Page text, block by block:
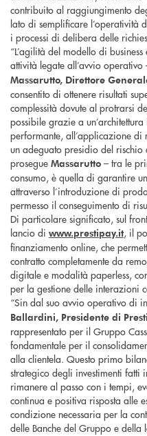
contribuito al raggiungimento
lato di semplificare l’operatività
i processi di delibera delle
“L’agilità del modello di
attività legate all’avvio operativo
Massarutto, Direttore
consentito di ottenere risultati
complessità dovute al protrarsi
possibile grazie a
performante, all’applicazione
un adeguato presidio del
prosegue Massarutto – tra le
consumo, è quella di garantire
attraverso l’introduzione di
permesso il conseguimento di
Di particolare significato, sul
lancio di www.prestipay.it, il
finanziamento online, che
contratto completamente da
digitale e modalità paperless,
per la gestione delle interazioni
“Sin dal suo avvio operativo di
Ballardini, Presidente di
rappresentato per il Gruppo
fondamentale per il
alla clientela. Questo primo
strategico degli investimenti fatti
rimanere al passo con i tempi,
continua e positiva risposta alle
condizione necessaria per la
delle Banche del Gruppo e della